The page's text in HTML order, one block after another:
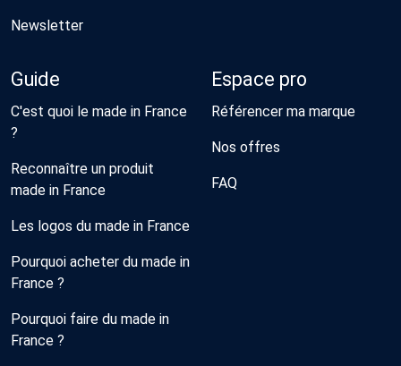
Newsletter
Guide
C'est quoi le made in France
?
Reconnaître un produit
made in France
Les logos du made in France
Pourquoi acheter du made in
France ?
Pourquoi faire du made in
France ?
Espace pro
Référencer ma marque
Nos offres
FAQ